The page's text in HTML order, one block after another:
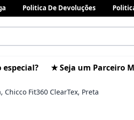
Politica De Devoluções
★ Seja um Parceiro
Fit360 ClearTex, Preta